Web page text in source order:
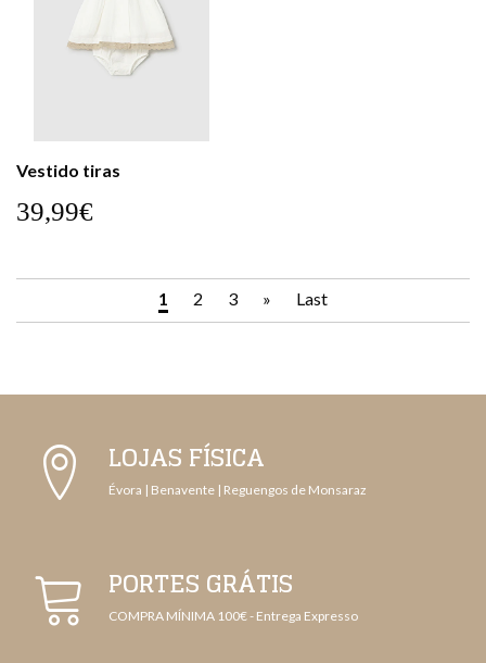
Vestido tiras
39,99€
1 2 3 » Last
LOJAS FÍSICA
Évora | Benavente | Reguengos de Monsaraz
PORTES GRÁTIS
COMPRA MÍNIMA 100€ - Entrega Expresso